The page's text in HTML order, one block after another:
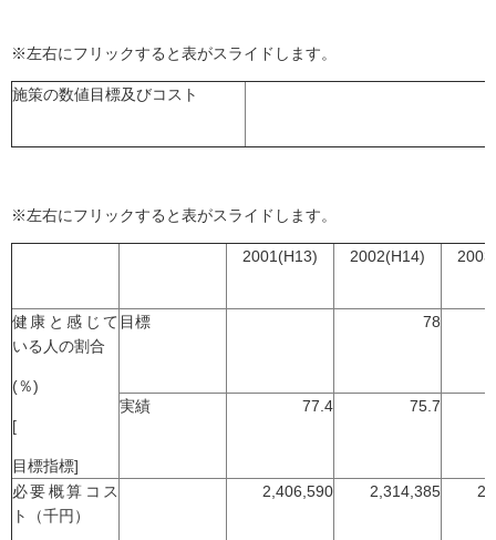
※左右にフリックすると表がスライドします。
施策の数値目標及びコスト
※左右にフリックすると表がスライドします。
2001(H13) 2002(H14)
健康と感じて
いる人の割合
(％)
[
目標指標]
目標 78
実績 77.4 75.7
必要概算コス
ト（千円）
2,406,590 2,314,385